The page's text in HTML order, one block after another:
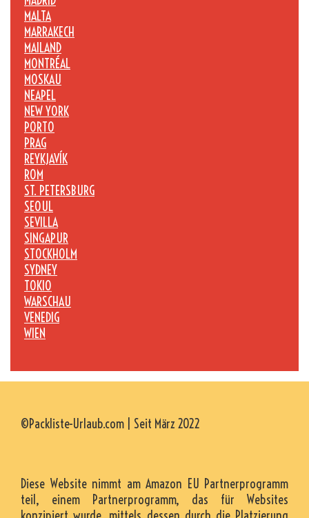
MALTA
MARRAKECH
MAILAND
MONTRÉAL
MOSKAU
NEAPEL
NEW YORK
PORTO
PRAG
REYKJAVÍK
ROM
ST. PETERSBURG
SEOUL
SEVILLA
SINGAPUR
STOCKHOLM
SYDNEY
TOKIO
WARSCHAU
VENEDIG
WIEN
©Packliste-Urlaub.com | Seit März 2022
Diese Website nimmt am Amazon EU Partnerprogramm
teil, einem Partnerprogramm, das für Websites